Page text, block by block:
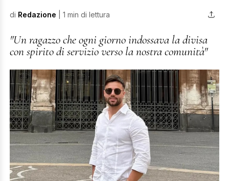
di Redazione | 1 min di lettura
"Un ragazzo che ogni giorno indossava la divisa
con spirito di servizio verso la nostra comunità"